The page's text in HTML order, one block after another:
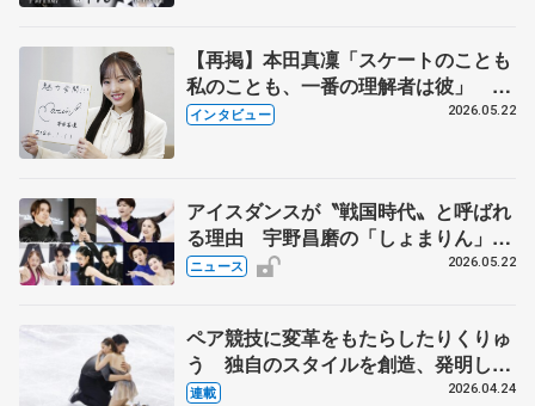
【再掲】本田真凜「スケートのことも
私のことも、一番の理解者は彼」 引
退時の単独インタビューで語った競技
インタビュー 2026.05.22
アイスダンスが〝戦国時代〟と呼ばれ
る理由 宇野昌磨の「しょまりん」ら
実力者が相次いで参戦 国内の競争激
ニュース 2026.05.22
ペア競技に変革をもたらしたりくりゅ
う 独自のスタイルを創造、発明した
【引退発表後②】
連載 2026.04.24